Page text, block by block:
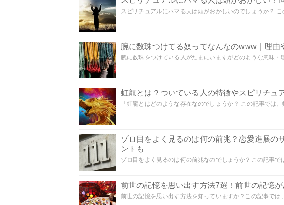
スピリチュアルにハマる人は頭がおかしいのでしょうか？ こ
腕に数珠つけてる奴ってなんなのwww｜理由
腕に数珠をつけている人がたまにいますがどのような意味・
虹龍とは？ついている人の特徴やスピリチュ
「虹龍とはどのような存在なのでしょうか？ この記事では、
ゾロ目をよく見るのは何の前兆？恋愛進展の
ントも
ゾロ目をよく見るのは何の前兆なのでしょうか？この記事で
前世の記憶を思い出す方法7選！前世の記憶
前世の記憶を思い出す方法を知っていますか？この記事では